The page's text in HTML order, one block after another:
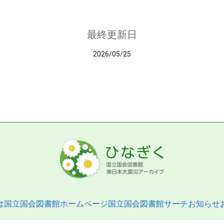
最終更新日
2026/05/25
国立国会図書館ホームページ国立国会図書館サーチお知らせ